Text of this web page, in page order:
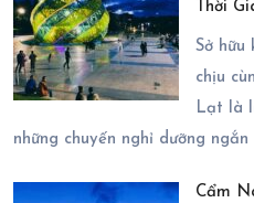
Thời
Sở
chịu
Lạt là
những chuyến nghỉ dưỡng
Cẩm